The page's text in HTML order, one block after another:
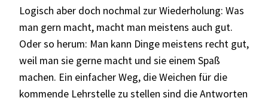
Logisch aber doch nochmal zur Wiederholung: Was
man gern macht, macht man meistens auch gut.
Oder so herum: Man kann Dinge meistens recht gut,
weil man sie gerne macht und sie einem Spaß
machen. Ein einfacher Weg, die Weichen für die
kommende Lehrstelle zu stellen sind die Antworten